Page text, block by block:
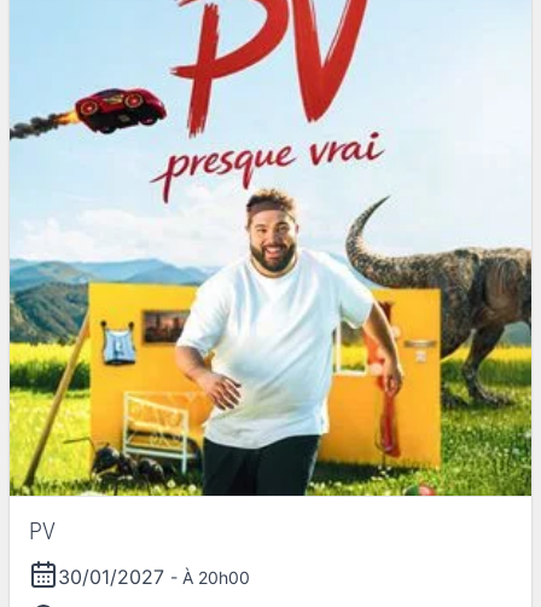
PV
30/01/2027 - À 20h00